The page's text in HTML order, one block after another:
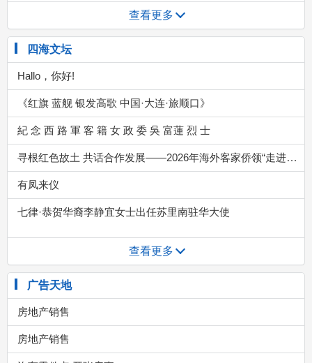
查看更多
四海文坛
查看更多
广告天地